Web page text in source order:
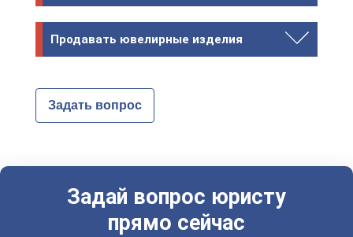
Продавать ювелирные изделия
Задать вопрос
Задай вопрос юристу
прямо сейчас